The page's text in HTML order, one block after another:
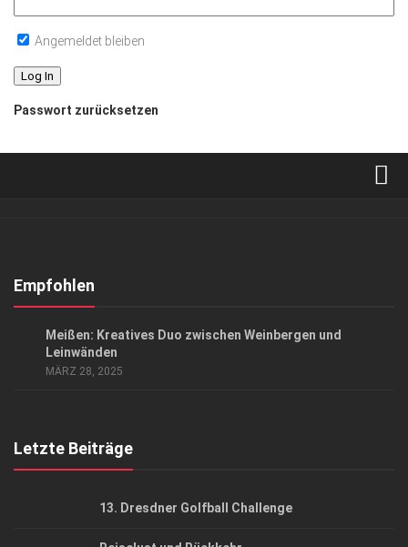
Angemeldet bleiben
Passwort zurücksetzen
Kontakt, Impressum
Empfohlen
Meißen: Kreatives Duo zwischen Weinbergen und
Leinwänden
MÄRZ 28, 2025
Letzte Beiträge
13. Dresdner Golfball Challenge